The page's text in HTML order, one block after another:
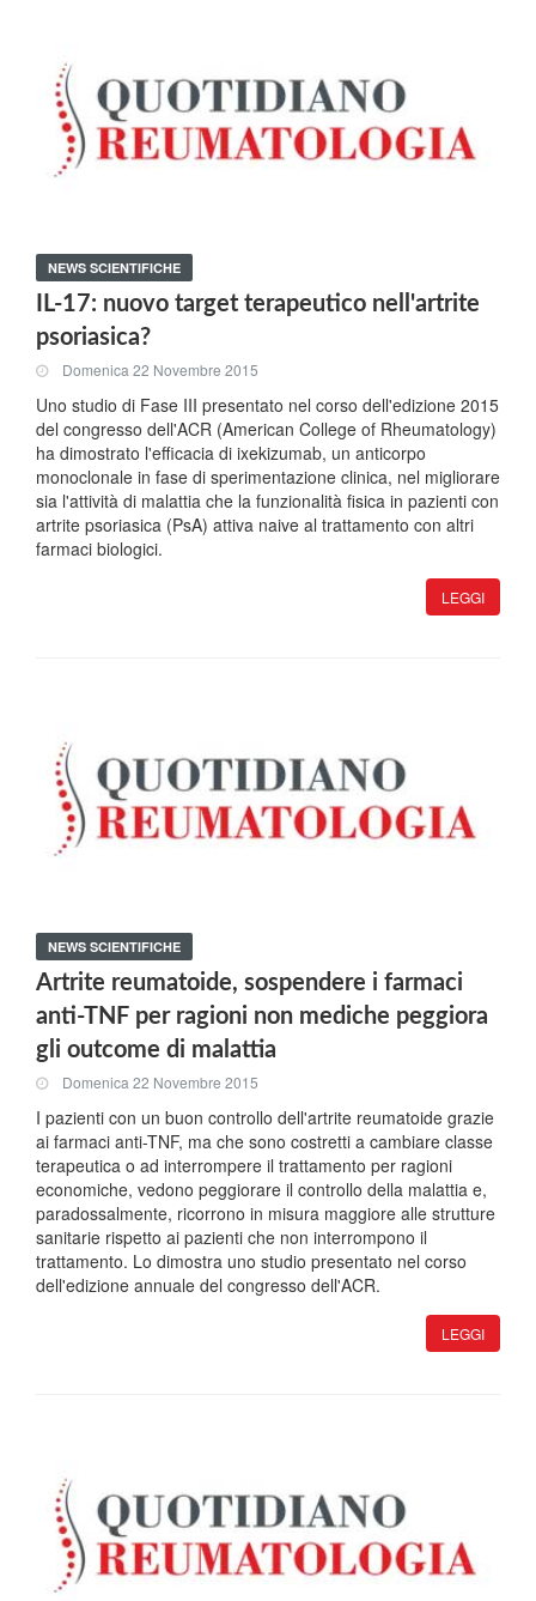
NEWS SCIENTIFICHE
IL-17: nuovo target terapeutico nell'artrite
psoriasica?
Domenica 22 Novembre 2015
Uno studio di Fase III presentato nel corso dell'edizione 2015
del congresso dell'ACR (American College of Rheumatology)
ha dimostrato l'efficacia di ixekizumab, un anticorpo
monoclonale in fase di sperimentazione clinica, nel migliorare
sia l'attività di malattia che la funzionalità fisica in pazienti con
artrite psoriasica (PsA) attiva naive al trattamento con altri
farmaci biologici.
LEGGI
NEWS SCIENTIFICHE
Artrite reumatoide, sospendere i farmaci
anti-TNF per ragioni non mediche peggiora
gli outcome di malattia
Domenica 22 Novembre 2015
I pazienti con un buon controllo dell'artrite reumatoide grazie
ai farmaci anti-TNF, ma che sono costretti a cambiare classe
terapeutica o ad interrompere il trattamento per ragioni
economiche, vedono peggiorare il controllo della malattia e,
paradossalmente, ricorrono in misura maggiore alle strutture
sanitarie rispetto ai pazienti che non interrompono il
trattamento. Lo dimostra uno studio presentato nel corso
dell'edizione annuale del congresso dell'ACR.
LEGGI